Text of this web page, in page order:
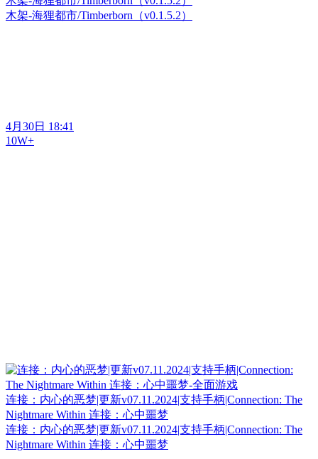
木架-海狸都市/Timberborn（v0.1.5.2）
4月30日 18:41
10W+
连接：内心的恶梦|更新v07.11.2024|支持手柄|Connection: The
Nightmare Within 连接：心中噩梦
连接：内心的恶梦|更新v07.11.2024|支持手柄|Connection: The
Nightmare Within 连接：心中噩梦